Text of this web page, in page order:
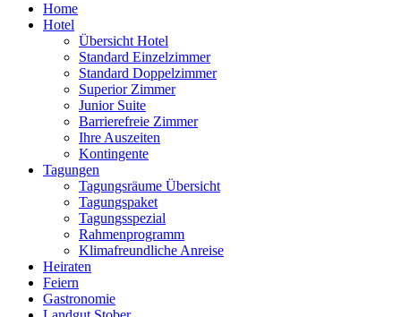
Home
Hotel
Übersicht Hotel
Standard Einzelzimmer
Standard Doppelzimmer
Superior Zimmer
Junior Suite
Barrierefreie Zimmer
Ihre Auszeiten
Kontingente
Tagungen
Tagungsräume Übersicht
Tagungspaket
Tagungsspezial
Rahmenprogramm
Klimafreundliche Anreise
Heiraten
Feiern
Gastronomie